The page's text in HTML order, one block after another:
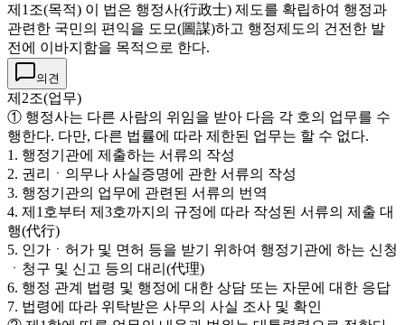
제1조(목적) 이 법은 행정사(行政士) 제도를 확립하여 행정과
관련한 국민의 편익을 도모(圖謀)하고 행정제도의 건전한 발
전에 이바지함을 목적으로 한다.
의견
제2조(업무)
① 행정사는 다른 사람의 위임을 받아 다음 각 호의 업무를 수
행한다. 다만, 다른 법률에 따라 제한된 업무는 할 수 없다.
1. 행정기관에 제출하는 서류의 작성
2. 권리ㆍ의무나 사실증명에 관한 서류의 작성
3. 행정기관의 업무에 관련된 서류의 번역
4. 제1호부터 제3호까지의 규정에 따라 작성된 서류의 제출 대
행(代行)
5. 인가ㆍ허가 및 면허 등을 받기 위하여 행정기관에 하는 신청
ㆍ청구 및 신고 등의 대리(代理)
6. 행정 관계 법령 및 행정에 대한 상담 또는 자문에 대한 응답
7. 법령에 따라 위탁받은 사무의 사실 조사 및 확인